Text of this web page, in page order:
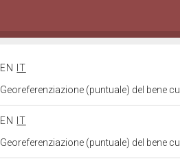
EN
IT
Georeferenziazione (puntuale) del bene
EN
IT
Georeferenziazione (puntuale) del bene